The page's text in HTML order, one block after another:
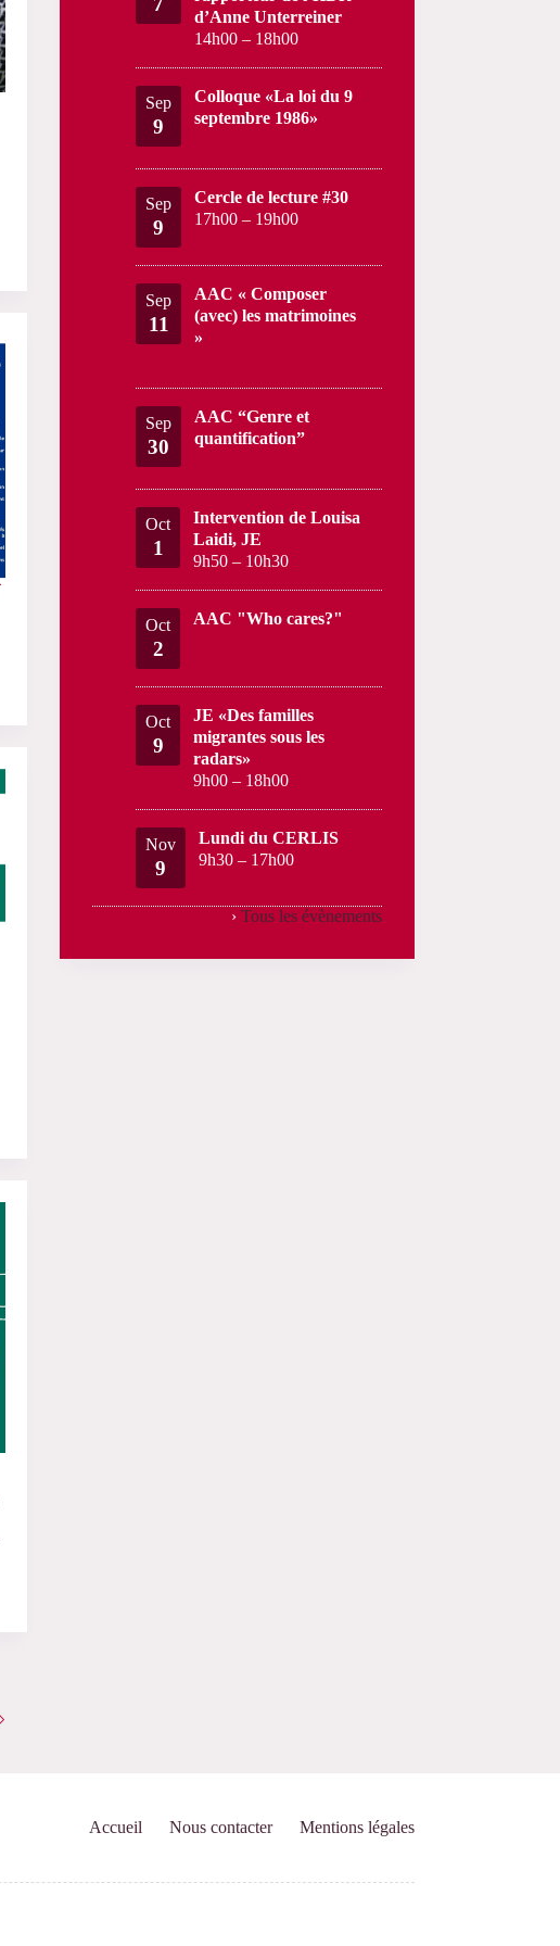
d’Anne Unterreiner
14h00 – 18h00
Sep
9
Colloque «La loi du 9
septembre 1986»
Sep
9
Cercle de lecture #30
17h00 – 19h00
Sep
11
AAC « Composer
(avec) les matrimoines
»
Sep
30
AAC “Genre et
quantification”
Oct
1
Intervention de Louisa
Laidi, JE
9h50 – 10h30
Oct
2
AAC "Who cares?"
Oct
9
JE «Des familles
migrantes sous les
radars»
9h00 – 18h00
Nov
9
Lundi du CERLIS
9h30 – 17h00
› Tous les évènements
Accueil Nous contacter Mentions légales